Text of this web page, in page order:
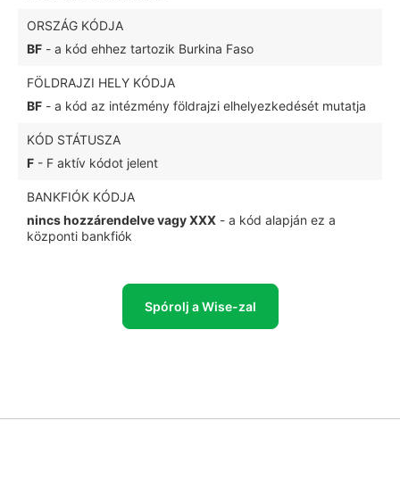
ORSZÁG KÓDJA
BF - a kód ehhez tartozik Burkina Faso
FÖLDRAJZI HELY KÓDJA
BF - a kód az intézmény földrajzi elhelyezkedését mutatja
KÓD STÁTUSZA
F - F aktív kódot jelent
BANKFIÓK KÓDJA
nincs hozzárendelve vagy XXX - a kód alapján ez a
központi bankfiók
Spórolj a Wise-zal